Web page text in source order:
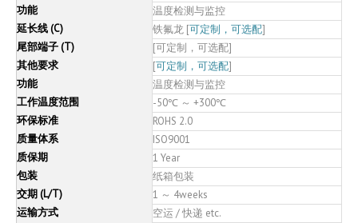
功能
温度检测与监控
延长线 (C)
铁氟龙 [可定制，可选配]
尾部端子 (T)
[可定制，可选配]
其他要求
[可定制，可选配]
功能
温度检测与监控
工作温度范围
-50℃ ～ +300℃
环保标准
ROHS 2.0
质量体系
ISO9001
质保期
1 Year
包装
纸箱包装
交期 (L/T)
1 ～ 4weeks
运输方式
空运 / 快递 etc.